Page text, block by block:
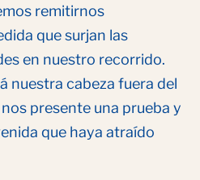
remitirnos
que surjan las
en nuestro recorrido.
nuestra cabeza fuera del
presente una prueba y
que haya atraído